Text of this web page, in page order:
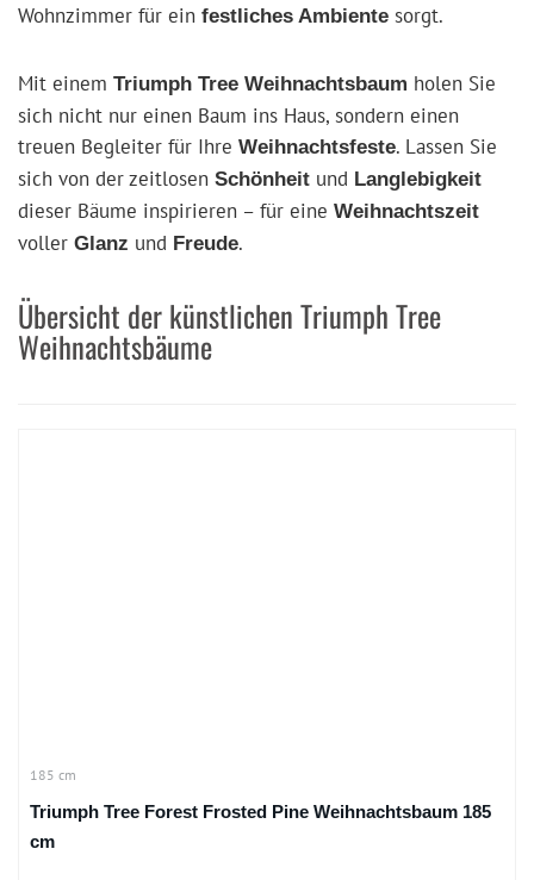
Wohnzimmer für ein festliches Ambiente sorgt.
Mit einem Triumph Tree Weihnachtsbaum holen Sie
sich nicht nur einen Baum ins Haus, sondern einen
treuen Begleiter für Ihre Weihnachtsfeste. Lassen Sie
sich von der zeitlosen Schönheit und Langlebigkeit
dieser Bäume inspirieren – für eine Weihnachtszeit
voller Glanz und Freude.
Übersicht der künstlichen Triumph Tree
Weihnachtsbäume
185 cm
Triumph Tree Forest Frosted Pine Weihnachtsbaum 185
cm